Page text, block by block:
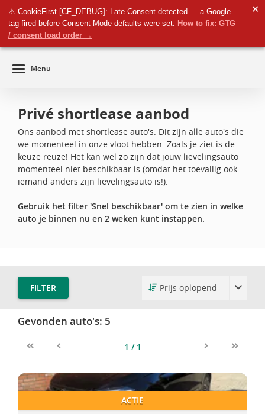
⚠ CookieFirst [CF_DEBUG]: Late Consent detected — a Google
tag fired before Consent Mode defaults were set. How to fix: GTG
/ consent load order →
✕
Zakelijk
Menu
Privé shortlease aanbod
Ons aanbod met shortlease auto's. Dit zijn alle auto's die
we momenteel in onze vloot hebben. Zoals je ziet is de
keuze reuze! Het kan wel zo zijn dat jouw lievelingsauto
momenteel niet beschikbaar is (omdat het toevallig ook
iemand anders zijn lievelingsauto is!).
Gebruik het filter 'Snel beschikbaar' om te zien in welke
auto je binnen nu en 2 weken kunt instappen.
venster
FILTER
Gevonden auto's: 5
1 / 1
Volkswagen Polo
Volkswagen Polo
ACTIE